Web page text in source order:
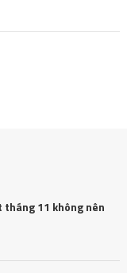
11 không nên